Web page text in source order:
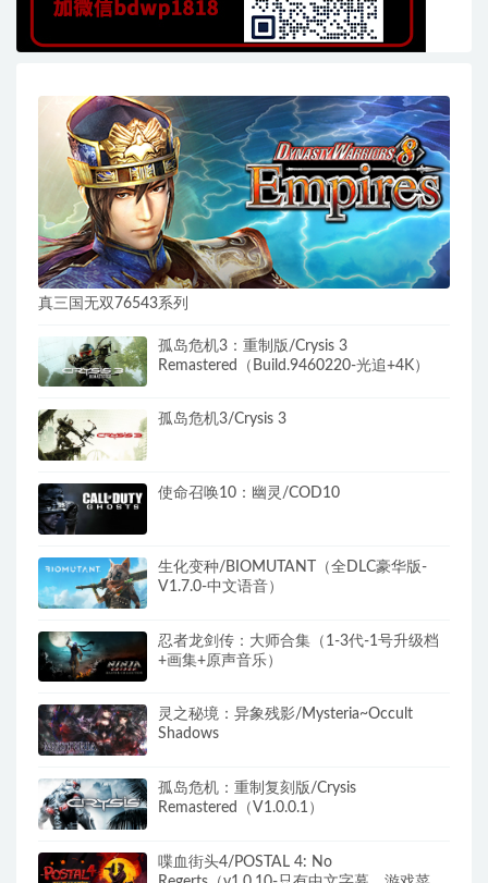
真三国无双76543系列
孤岛危机3：重制版/Crysis 3
Remastered（Build.9460220-光追+4K）
孤岛危机3/Crysis 3
使命召唤10：幽灵/COD10
生化变种/BIOMUTANT（全DLC豪华版-
V1.7.0-中文语音）
忍者龙剑传：大师合集（1-3代-1号升级档
+画集+原声音乐）
灵之秘境：异象残影/Mysteria~Occult
Shadows
孤岛危机：重制复刻版/Crysis
Remastered（V1.0.0.1）
喋血街头4/POSTAL 4: No